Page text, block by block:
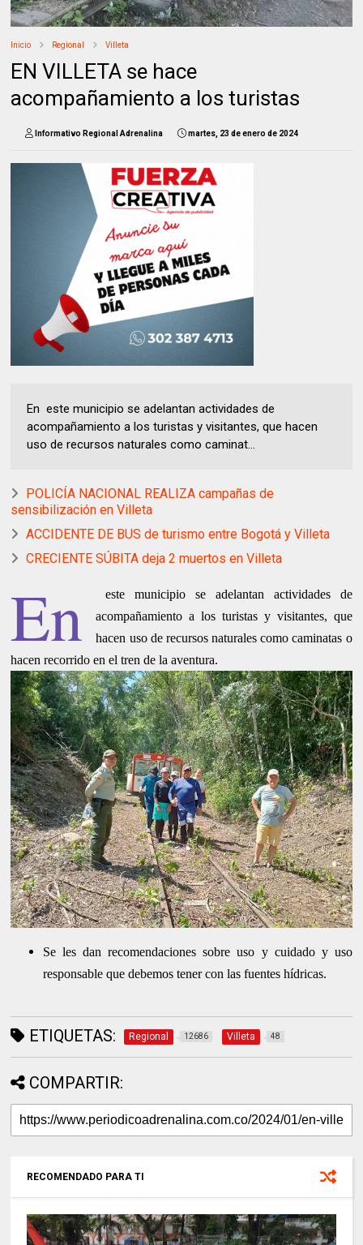
Inicio Regional Villeta
EN VILLETA se hace
acompañamiento a los turistas
Informativo Regional Adrenalina martes, 23 de enero de 2024
En este municipio se adelantan actividades de
acompañamiento a los turistas y visitantes, que hacen
uso de recursos naturales como caminat...
POLICÍA NACIONAL REALIZA campañas de
sensibilización en Villeta
ACCIDENTE DE BUS de turismo entre Bogotá y Villeta
CRECIENTE SÚBITA deja 2 muertos en Villeta
En
este municipio se adelantan actividades de
acompañamiento a los turistas y visitantes, que
hacen uso de recursos naturales como caminatas o
hacen recorrido en el tren de la aventura.
Se les dan recomendaciones sobre uso y cuidado y uso
responsable que debemos tener con las fuentes hídricas.
ETIQUETAS: Regional 12686 Villeta 48
COMPARTIR:
RECOMENDADO PARA TI